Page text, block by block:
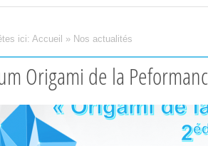
ici: Accueil » Nos actualités
Origami de la